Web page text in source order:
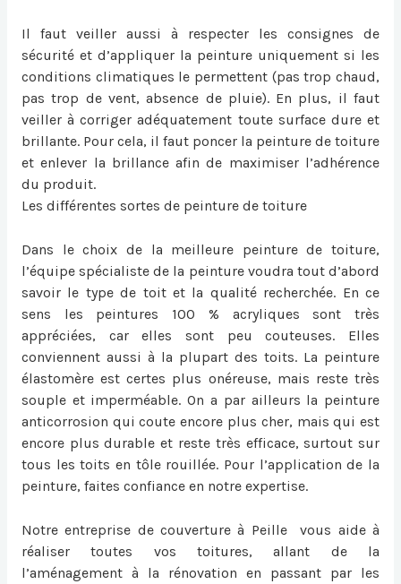
Il faut veiller aussi à respecter les consignes de
sécurité et d’appliquer la peinture uniquement si les
conditions climatiques le permettent (pas trop chaud,
pas trop de vent, absence de pluie). En plus, il faut
veiller à corriger adéquatement toute surface dure et
brillante. Pour cela, il faut poncer la peinture de toiture
et enlever la brillance afin de maximiser l’adhérence
du produit.
Les différentes sortes de peinture de toiture
Dans le choix de la meilleure peinture de toiture,
l’équipe spécialiste de la peinture voudra tout d’abord
savoir le type de toit et la qualité recherchée. En ce
sens les peintures 100 % acryliques sont très
appréciées, car elles sont peu couteuses. Elles
conviennent aussi à la plupart des toits. La peinture
élastomère est certes plus onéreuse, mais reste très
souple et imperméable. On a par ailleurs la peinture
anticorrosion qui coute encore plus cher, mais qui est
encore plus durable et reste très efficace, surtout sur
tous les toits en tôle rouillée. Pour l’application de la
peinture, faites confiance en notre expertise.
Notre entreprise de couverture à Peille vous aide à
réaliser toutes vos toitures, allant de la
l’aménagement à la rénovation en passant par les